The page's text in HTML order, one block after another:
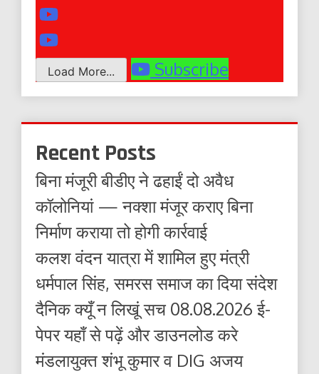
Load More... Subscribe
Recent Posts
बिना मंजूरी बीडीए ने ढहाईं दो अवैध
कॉलोनियां — नक्शा मंजूर कराए बिना
निर्माण कराया तो होगी कार्रवाई
कलश वंदन यात्रा में शामिल हुए मंत्री
धर्मपाल सिंह, समरस समाज का दिया संदेश
दैनिक क्यूँ न लिखूं सच 08.08.2026 ई-
पेपर यहाँ से पढ़ें और डाउनलोड करे
मंडलायुक्त शंभू कुमार व DIG अजय